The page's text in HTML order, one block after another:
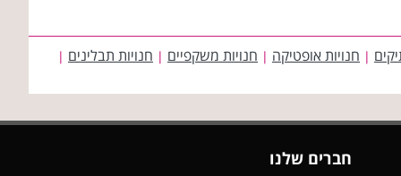
| חנויות אופטיקה | חנויות משקפיים | חנויות תבלינים |
חברים שלנו